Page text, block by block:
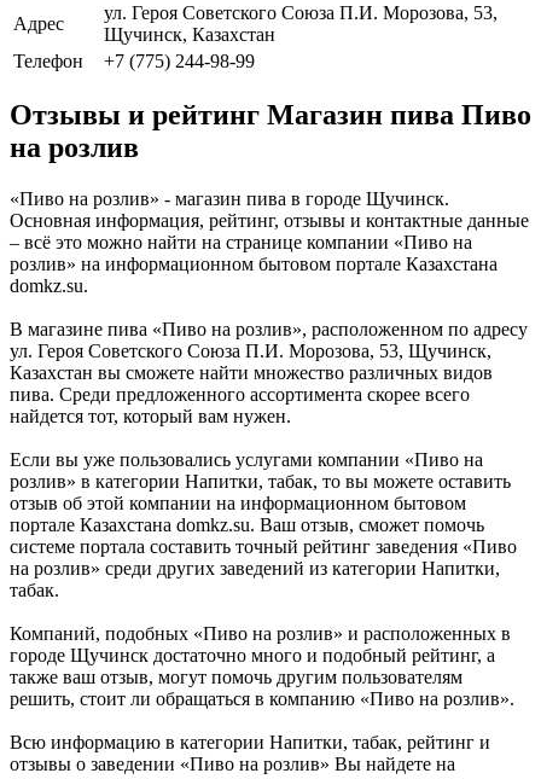
Адрес
ул. Героя Советского Союза П.И. Морозова, 53,
Щучинск, Казахстан
Телефон
+7 (775) 244-98-99
Отзывы и рейтинг Магазин пива Пиво
на розлив
«Пиво на розлив» - магазин пива в городе Щучинск.
Основная информация, рейтинг, отзывы и контактные данные
– всё это можно найти на странице компании «Пиво на
розлив» на информационном бытовом портале Казахстана
domkz.su.
В магазине пива «Пиво на розлив», расположенном по адресу
ул. Героя Советского Союза П.И. Морозова, 53, Щучинск,
Казахстан вы сможете найти множество различных видов
пива. Среди предложенного ассортимента скорее всего
найдется тот, который вам нужен.
Если вы уже пользовались услугами компании «Пиво на
розлив» в категории Напитки, табак, то вы можете оставить
отзыв об этой компании на информационном бытовом
портале Казахстана domkz.su. Ваш отзыв, сможет помочь
системе портала составить точный рейтинг заведения «Пиво
на розлив» среди других заведений из категории Напитки,
табак.
Компаний, подобных «Пиво на розлив» и расположенных в
городе Щучинск достаточно много и подобный рейтинг, а
также ваш отзыв, могут помочь другим пользователям
решить, стоит ли обращаться в компанию «Пиво на розлив».
Всю информацию в категории Напитки, табак, рейтинг и
отзывы о заведении «Пиво на розлив» Вы найдете на